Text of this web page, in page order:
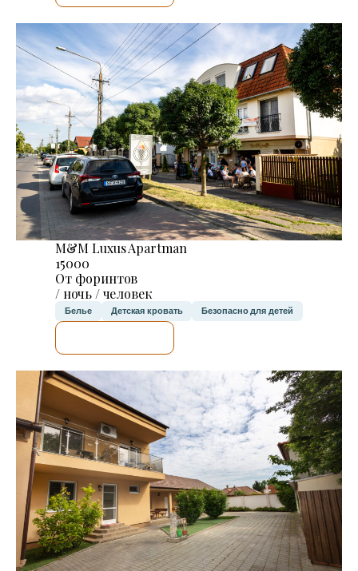
M&M Luxus Apartman
15000
От форинтов
/ ночь / человек
Белье Детская кровать Безопасно для детей